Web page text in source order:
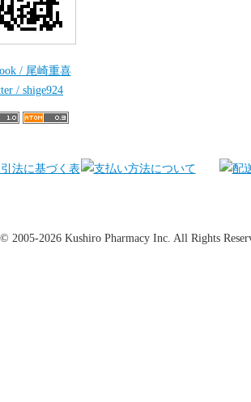
2005-2026 Kushiro Pharmacy Inc. All Rights